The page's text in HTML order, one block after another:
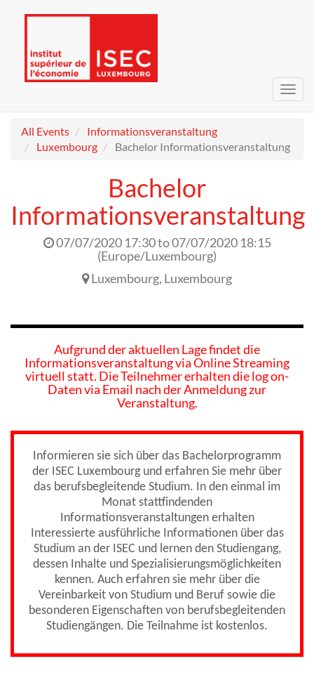
All Events
Informationsveranstaltung
Luxembourg
Bachelor Informationsveranstaltung
Bachelor
Informationsveranstaltung
07/07/2020 17:30to07/07/2020 18:15
(Europe/Luxembourg)
Luxembourg, Luxembourg
Aufgrund der aktuellen Lage findet die
Informationsveranstaltung via Online Streaming
virtuell statt. Die Teilnehmer erhalten die log on-
Daten via Email nach der Anmeldung zur
Veranstaltung.
Informieren sie sich über das Bachelorprogramm
der ISEC Luxembourg und erfahren Sie mehr über
das berufsbegleitende Studium. In den einmal im
Monat stattfindenden
Informationsveranstaltungen erhalten
Interessierte ausführliche Informationen über das
Studium an der ISEC und lernen den Studiengang,
dessen Inhalte und Spezialisierungsmöglichkeiten
kennen. Auch erfahren sie mehr über die
Vereinbarkeit von Studium und Beruf sowie die
besonderen Eigenschaften von berufsbegleitenden
Studiengängen. Die Teilnahme ist kostenlos.